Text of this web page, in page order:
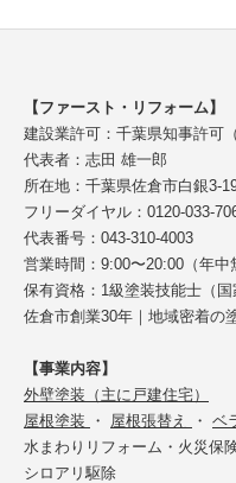
【ファースト・リフォーム】
建設業許可：千葉県知事許可
代表者：志田 雄一郎
所在地：千葉県佐倉市白銀3-
フリーダイヤル：0120-033-
代表番号：043-310-4003
営業時間：9:00〜20:00（年中
保有資格：1級塗装技能士（国
佐倉市創業30年｜地域密着の
【事業内容】
外壁塗装（主に戸建住宅）
屋根塗装
・ 屋根張替え ・ ベ
水まわりリフォーム・火災保
シロアリ駆除